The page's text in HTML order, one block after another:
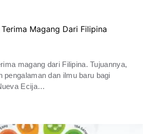
Magang Dari Filipina
magang dari Filipina. Tujuannya,
pengalaman dan ilmu baru bagi
Ecija…